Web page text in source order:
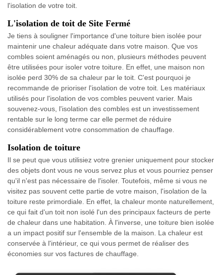
l'isolation de votre toit.
L'isolation de toit de Site Fermé
Je tiens à souligner l'importance d'une toiture bien isolée pour
maintenir une chaleur adéquate dans votre maison. Que vos
combles soient aménagés ou non, plusieurs méthodes peuvent
être utilisées pour isoler votre toiture. En effet, une maison non
isolée perd 30% de sa chaleur par le toit. C'est pourquoi je
recommande de prioriser l'isolation de votre toit. Les matériaux
utilisés pour l'isolation de vos combles peuvent varier. Mais
souvenez-vous, l'isolation des combles est un investissement
rentable sur le long terme car elle permet de réduire
considérablement votre consommation de chauffage.
Isolation de toiture
Il se peut que vous utilisiez votre grenier uniquement pour stocker
des objets dont vous ne vous servez plus et vous pourriez penser
qu'il n'est pas nécessaire de l'isoler. Toutefois, même si vous ne
visitez pas souvent cette partie de votre maison, l'isolation de la
toiture reste primordiale. En effet, la chaleur monte naturellement,
ce qui fait d'un toit non isolé l'un des principaux facteurs de perte
de chaleur dans une habitation. À l'inverse, une toiture bien isolée
a un impact positif sur l'ensemble de la maison. La chaleur est
conservée à l'intérieur, ce qui vous permet de réaliser des
économies sur vos factures de chauffage.